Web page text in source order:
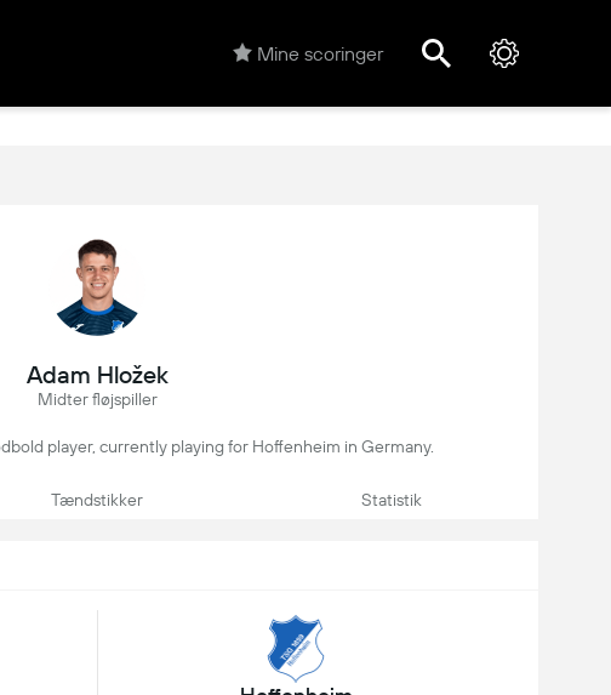
Mine scoringer
Adam Hložek
Midter fløjspiller
player, currently playing for Hoffenheim in Germany.
Tændstikker Statistik